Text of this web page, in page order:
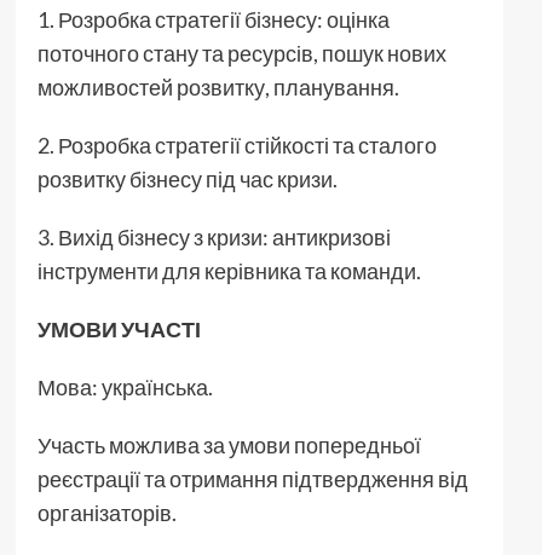
1. Розробка стратегії бізнесу: оцінка
поточного стану та ресурсів, пошук нових
можливостей розвитку, планування.
2. Розробка стратегії стійкості та сталого
розвитку бізнесу під час кризи.
3. Вихід бізнесу з кризи: антикризові
інструменти для керівника та команди.
УМОВИ УЧАСТІ
Мова: українська.
Участь можлива за умови попередньої
реєстрації та отримання підтвердження від
організаторів.